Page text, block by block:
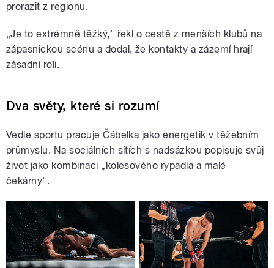
prorazit z regionu.
„Je to extrémně těžký," řekl o cestě z menších klubů na
zápasnickou scénu a dodal, že kontakty a zázemí hrají
zásadní roli.
Dva světy, které si rozumí
Vedle sportu pracuje Čábelka jako energetik v těžebním
průmyslu. Na sociálních sítích s nadsázkou popisuje svůj
život jako kombinaci „kolesového rypadla a malé
čekárny".